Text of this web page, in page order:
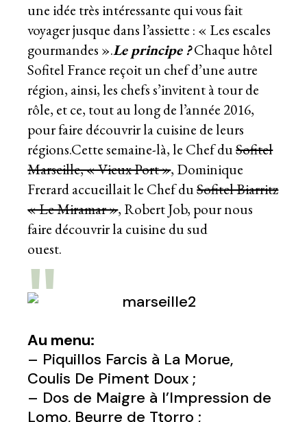
une idée très intéressante qui vous fait
voyager jusque dans l’assiette : « Les escales
gourmandes ».Le principe ?Chaque hôtel
Sofitel France reçoit un chef d’une autre
région, ainsi, les chefs s’invitent à tour de
rôle, et ce, tout au long de l’année 2016,
pour faire découvrir la cuisine de leurs
régions.Cette semaine-là, le Chef duSofitel
Marseille, « Vieux Port », Dominique
Frerard accueillait le Chef duSofitel Biarritz
« Le Miramar », Robert Job, pour nous
faire découvrir la cuisine du sud
ouest.
Au menu:
– Piquillos Farcis à La Morue,
Coulis De Piment Doux ;
– Dos de Maigre à l’Impression de
Lomo, Beurre de Ttorro ;